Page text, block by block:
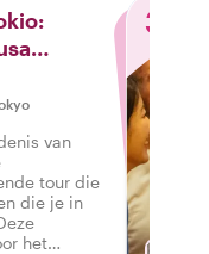
van
tour die
die je in
het
3